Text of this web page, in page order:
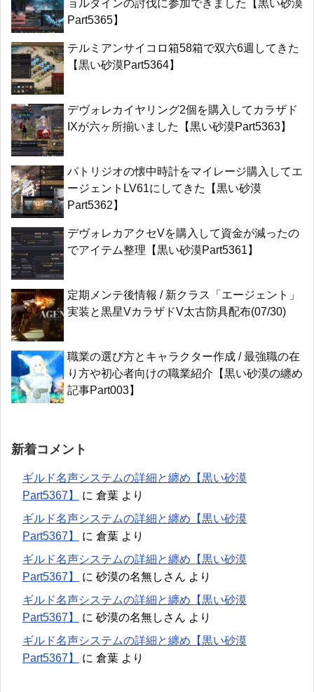
ョルダインの討伐に参加できました【黒い砂漠
Part5365】
テルミアンサイコロ箱58箱で双六6週してきた
【黒い砂漠Part5364】
デヴォレカイヤリング2個を購入してカラザド
IXが六ヶ所揃いました【黒い砂漠Part5363】
パトリジオの懐中時計をマイレージ購入してエ
ージェントLV61にしてきた【黒い砂漠
Part5362】
デヴォレカアクセVを購入して資金が減ったの
でアイテム整理【黒い砂漠Part5361】
定期メンテ後情報 / 新クラス「エージェント」
実装と黒星VカラザドV太古防具配布(07/30)
職業の選び方とキャラクター作成 / 最強職の在
り方や初心者向けの職業紹介【黒い砂漠の纏め
記事Part003】
新着コメント
ギルド名声システムの詳細と纏め【黒い砂漠
Part5367】
に 倉葉 より
ギルド名声システムの詳細と纏め【黒い砂漠
Part5367】
に 倉葉 より
ギルド名声システムの詳細と纏め【黒い砂漠
Part5367】
に 砂漠の名無しさん より
ギルド名声システムの詳細と纏め【黒い砂漠
Part5367】
に 砂漠の名無しさん より
ギルド名声システムの詳細と纏め【黒い砂漠
Part5367】
に 倉葉 より